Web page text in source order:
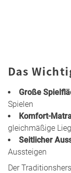
Das
Große
Spielen
Komfort-
gleichmäßige
Seitlicher
Aussteigen
Der